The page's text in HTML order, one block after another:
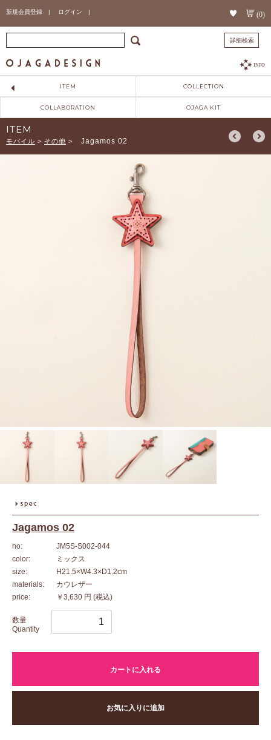
新規会員登録 | ログイン | (0)
詳細検索
INFO
ITEM COLLECTION
COLLABORATION OJAGA KIT
ITEM
モバイル > その他 > Jagamos 02
Jagamos 02
no:
JM5S-S002-044
color:
ミックス
size:
H21.5×W4.3×D1.2cm
materials:
カウレザー
price:
￥3,630 円 (税込)
数量
Quantity
カートに入れる
お気に入りに追加